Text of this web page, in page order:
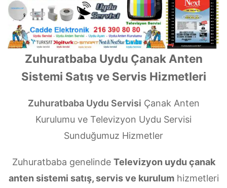
Zuhuratbaba Uydu Çanak Anten
Sistemi Satış ve Servis Hizmetleri
Zuhuratbaba Uydu Servisi Çanak Anten
Kurulumu ve Televizyon Uydu Servisi
Sunduğumuz Hizmetler
Zuhuratbaba genelinde Televizyon uydu çanak
anten sistemi satış, servis ve kurulumhizmetleri